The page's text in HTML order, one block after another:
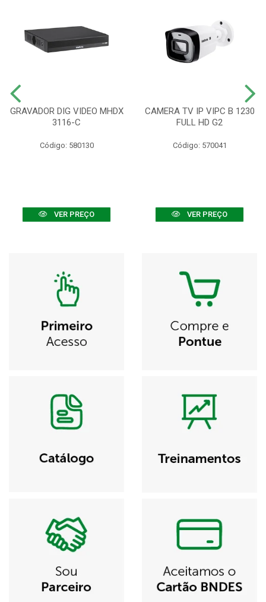
GRAVADOR DIG VIDEO MHDX
3116-C
Código: 580130
VER PREÇO
CAMERA TV IP VIPC B 1230
FULL HD G2
Código: 570041
VER PREÇO